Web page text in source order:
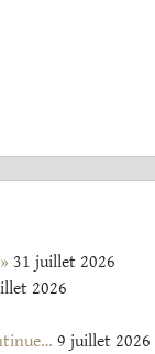
31 juillet 2026
2026
9 juillet 2026